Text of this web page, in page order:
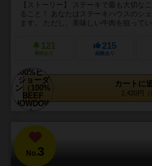
【ストーリー】 ステーキで最も大切な
ること！ あなたはステーキハウスのシ
ます。 ただし、美味しい牛肉を狙って
121
興味あり
215
経験あり
カートに
2,420円（
No.3